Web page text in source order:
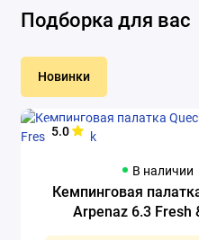
Подборка для вас
Новинки
5.0
В наличии
Кемпинговая
Arpenaz 6.3 Fresh